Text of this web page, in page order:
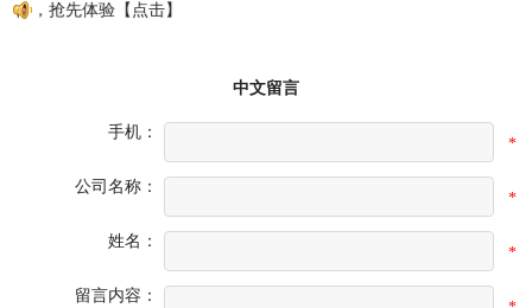
，抢先体验【点击】
中文留言
手机：
*
公司名称：
*
姓名：
*
留言内容：